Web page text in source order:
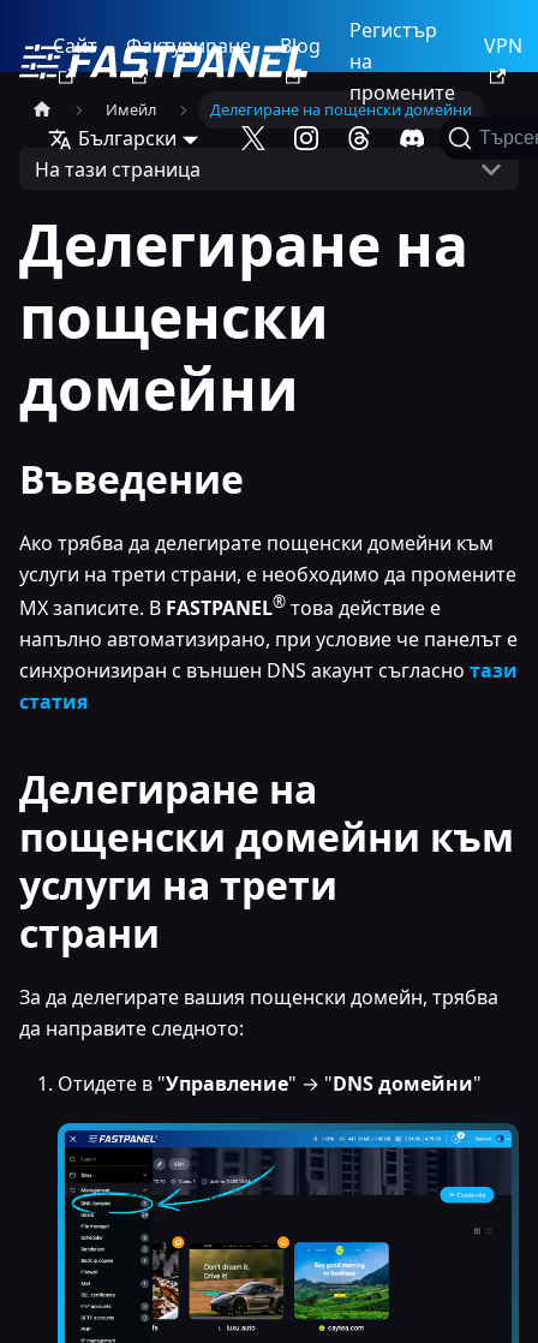
Сайт Фактуриране Blog
Регистър
на
промените
VPN
Български
Имейл Делегиране на пощенски домейни
На тази страница
Делегиране на
пощенски
домейни
Въведение
Ако трябва да делегирате пощенски домейни към
услуги на трети страни, е необходимо да промените
MX записите. В FASTPANEL® това действие е
напълно автоматизирано, при условие че панелът е
синхронизиран с външен DNS акаунт съгласно тази
статия
Делегиране на
пощенски домейни към
услуги на трети
страни
За да делегирате вашия пощенски домейн, трябва
да направите следното:
Отидете в "Управление" → "DNS домейни"